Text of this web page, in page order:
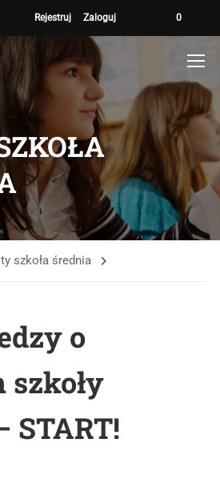
Rejestruj Zaloguj 0
szkoła średnia
o
START!